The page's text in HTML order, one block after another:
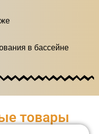
в бассейне
товары